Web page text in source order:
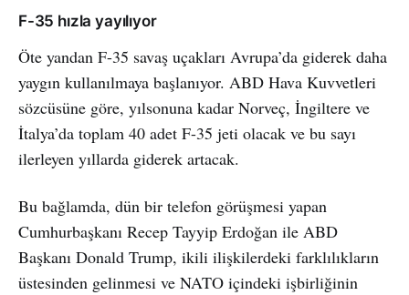
F-35 hızla yayılıyor
Öte yandan F-35 savaş uçakları Avrupa’da giderek daha
yaygın kullanılmaya başlanıyor. ABD Hava Kuvvetleri
sözcüsüne göre, yılsonuna kadar Norveç, İngiltere ve
İtalya’da toplam 40 adet F-35 jeti olacak ve bu sayı
ilerleyen yıllarda giderek artacak.
Bu bağlamda, dün bir telefon görüşmesi yapan
Cumhurbaşkanı Recep Tayyip Erdoğan ile ABD
Başkanı Donald Trump, ikili ilişkilerdeki farklılıkların
üstesinden gelinmesi ve NATO içindeki işbirliğinin